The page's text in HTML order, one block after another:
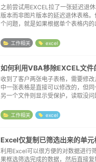
之前尝试用EXCEL拉了一张延迟退
版本而非图片版本的延迟退休表格
个问题，就是如果根据单个表格内的
了，这里尝试补完一下。日期函数在
似20...
工作相关 excel
如何利用VBA移除EXCEL文件
收到了客户两张电子表格，需要修
中一张表格是直接可以修改的，但
另一个文件则显示受保护，读取没问
TO找了这么一个暴力测试的方案，程
后弹窗提示该...
工作相关 excel
Excel仅复制已筛选出来的单元
利用Excel可以很方便的对数据进行
果框选筛选完成的数据，然后直接复